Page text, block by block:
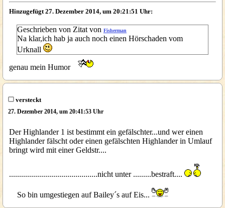
Hinzugefügt 27. Dezember 2014, um 20:21:51 Uhr:
Geschrieben von Zitat von Fisherman
Na klar,ich hab ja auch noch einen Hörschaden vom
Urknall
genau mein Humor
versteckt
27. Dezember 2014, um 20:41:53 Uhr
Der Highlander 1 ist bestimmt ein gefälschter...und wer einen
Highlander fälscht oder einen gefälschten Highlander in Umlauf
bringt wird mit einer Geldstr....
............................................nicht unter .........bestraft....
So bin umgestiegen auf Bailey´s auf Eis...